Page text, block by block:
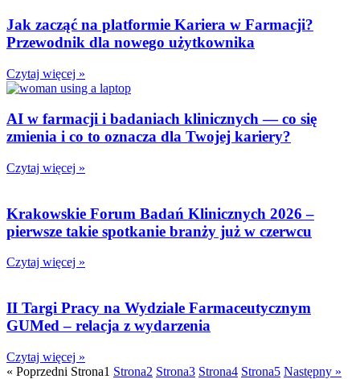
Jak zacząć na platformie Kariera w Farmacji?
Przewodnik dla nowego użytkownika
Czytaj więcej »
AI w farmacji i badaniach klinicznych — co się
zmienia i co to oznacza dla Twojej kariery?
Czytaj więcej »
Krakowskie Forum Badań Klinicznych 2026 –
pierwsze takie spotkanie branży już w czerwcu
Czytaj więcej »
II Targi Pracy na Wydziale Farmaceutycznym
GUMed – relacja z wydarzenia
Czytaj więcej »
« Poprzedni Strona1 Strona2 Strona3 Strona4 Strona5 Następny »